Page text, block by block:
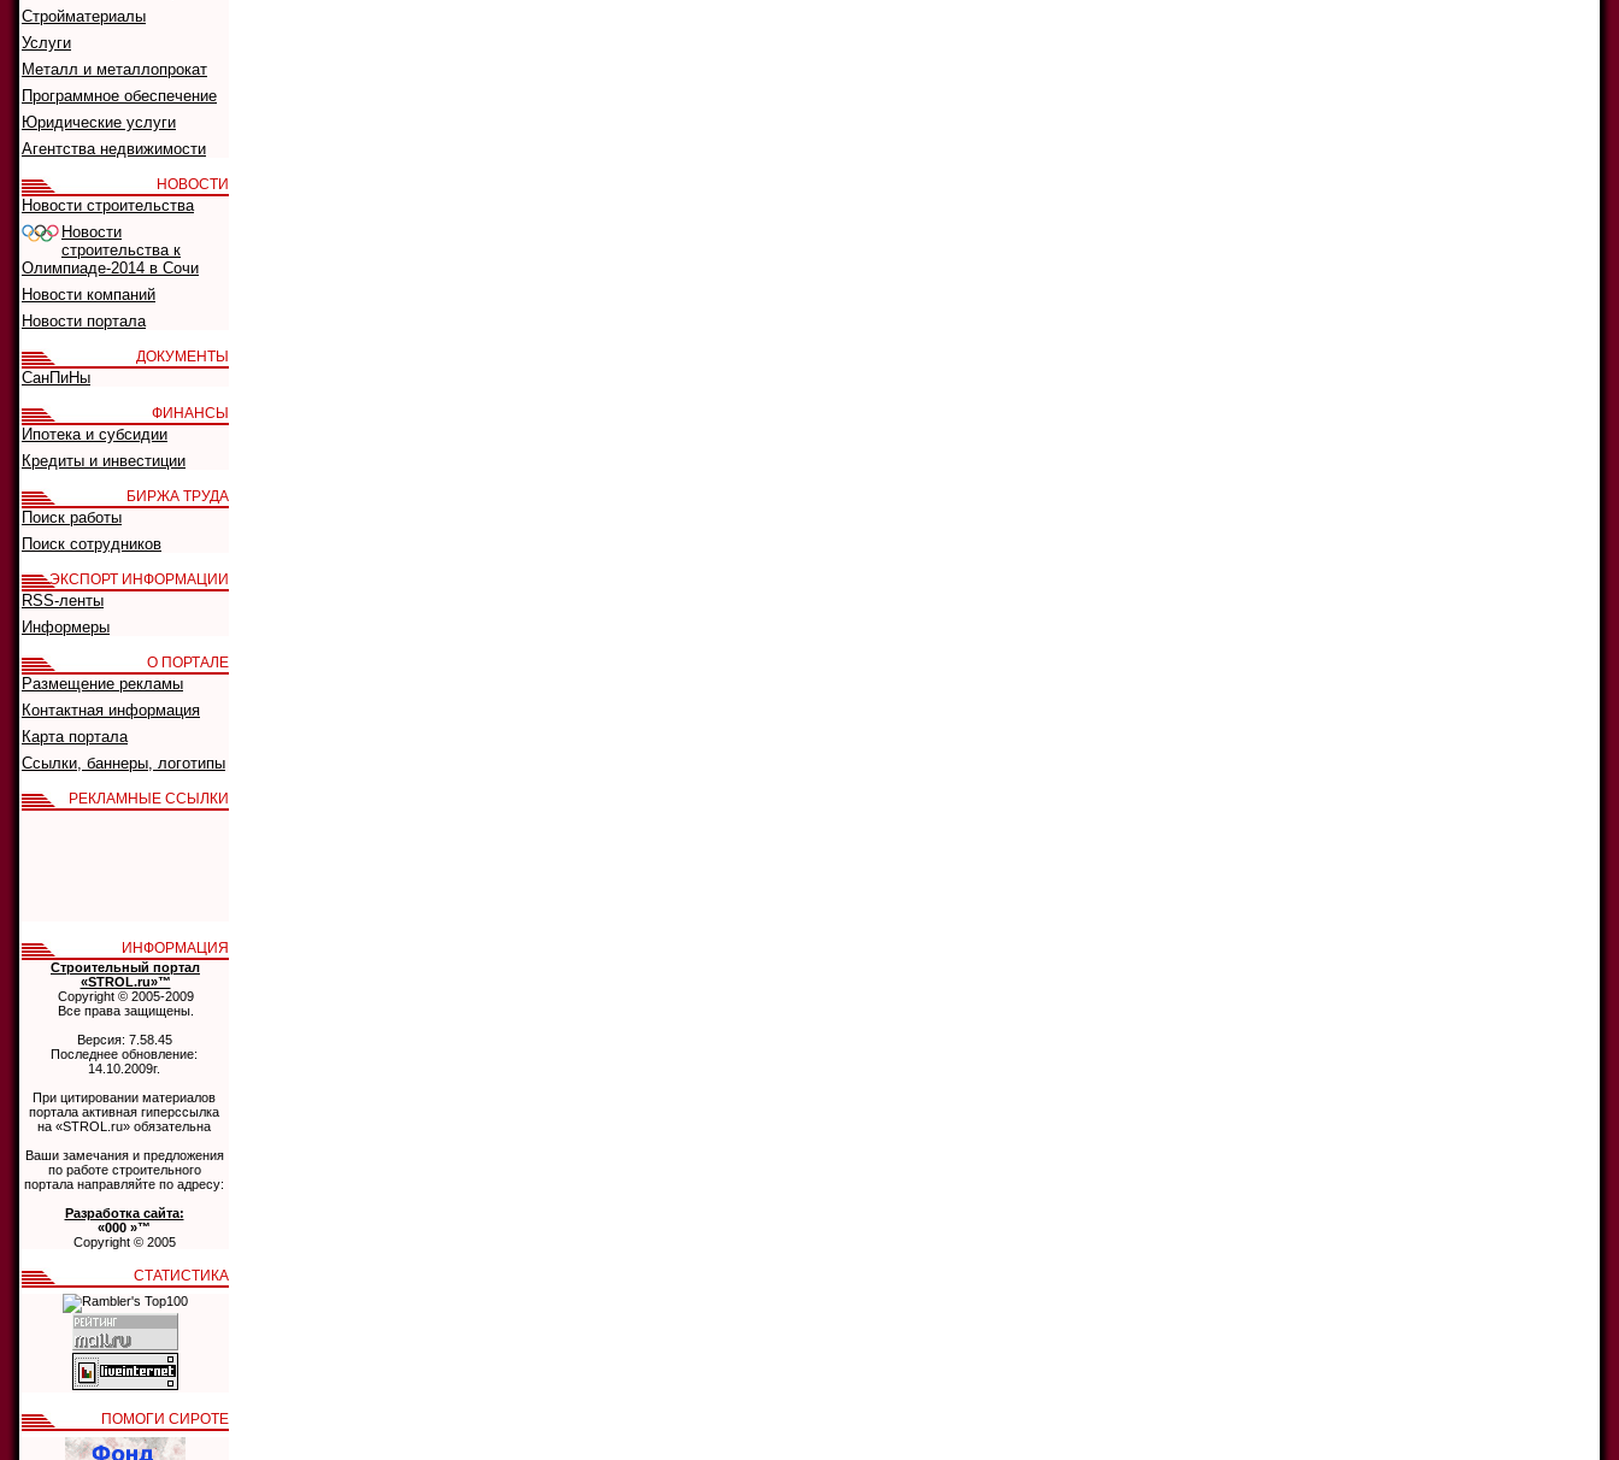
Стройматериалы
Услуги
Металл и металлопрокат
Программное обеспечение
Юридические услуги
Агентства недвижимости
НОВОСТИ
Новости строительства
Новости
строительства к
Олимпиаде-2014 в Сочи
Новости компаний
Новости портала
ДОКУМЕНТЫ
СанПиНы
ФИНАНСЫ
Ипотека и субсидии
Кредиты и инвестиции
БИРЖА ТРУДА
Поиск работы
Поиск сотрудников
ЭКСПОРТ ИНФОРМАЦИИ
RSS-ленты
Информеры
О ПОРТАЛЕ
Размещение рекламы
Контактная информация
Карта портала
Ссылки, баннеры, логотипы
РЕКЛАМНЫЕ ССЫЛКИ
ИНФОРМАЦИЯ
Строительный портал
«STROL.ru»™
Copyright © 2005-2009
Все права защищены.
Версия: 7.58.45
Последнее обновление:
14.10.2009г.
При цитировании материалов
портала активная гиперссылка
на «STROL.ru» обязательна
Ваши замечания и предложения
по работе строительного
портала направляйте по адресу:
Разработка сайта:
«000 »™
Copyright © 2005
СТАТИСТИКА
ПОМОГИ СИРОТЕ